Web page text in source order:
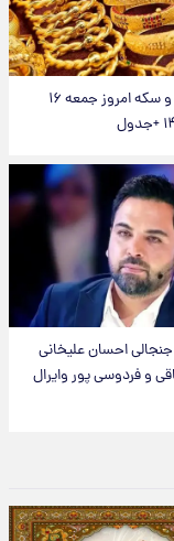
قیمت طلا و سکه امروز جمعه ۱۶
احسان علیخانی
و فردوسی پور وایرال